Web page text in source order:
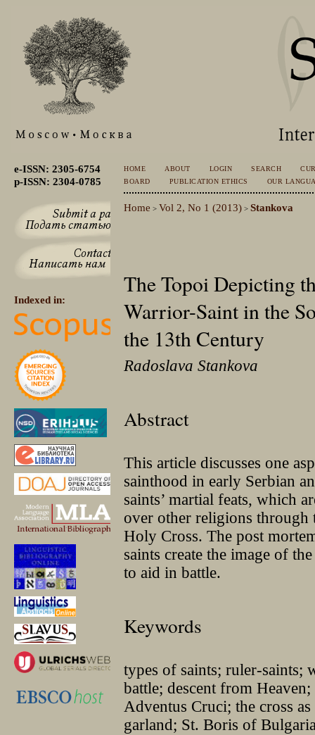
e-ISSN: 2305-6754
p-ISSN: 2304-0785
Indexed in:
HOME ABOUT LOGIN SEARCH
BOARD
PUBLICATION ETHICS OUR
Home > Vol 2, No 1 (2013) >Stankova
The Topoi Depicting
Warrior-Saint in the
the 13th Century
Radoslava Stankova
Abstract
This article discusses one
sainthood in early Serbian
saints’ martial feats, which
over other religions through
Holy Cross. The post
saints create the image of
to aid in battle.
Keywords
types of saints; ruler-saints;
battle; descent from
Adventus Cruci; the cross
garland; St. Boris of